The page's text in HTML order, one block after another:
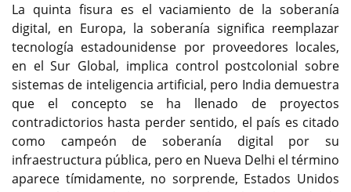
La quinta fisura es el vaciamiento de la soberanía
digital, en Europa, la soberanía significa reemplazar
tecnología estadounidense por proveedores locales,
en el Sur Global, implica control postcolonial sobre
sistemas de inteligencia artificial, pero India demuestra
que el concepto se ha llenado de proyectos
contradictorios hasta perder sentido, el país es citado
como campeón de soberanía digital por su
infraestructura pública, pero en Nueva Delhi el término
aparece tímidamente, no sorprende, Estados Unidos